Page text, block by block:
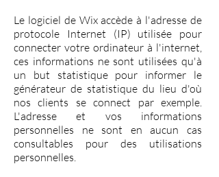
Le logiciel de Wix accède à l'adresse de
protocole Internet (IP) utilisée pour
connecter votre ordinateur à l'internet,
ces informations ne sont utilisées qu'à
un but statistique pour informer le
générateur de statistique du lieu d'où
nos clients se connect par exemple.
L'adresse et vos informations
personnelles ne sont en aucun cas
consultables pour des utilisations
personnelles.